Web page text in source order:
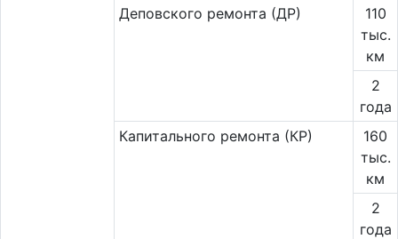
Деповского ремонта (ДР)
110
тыс.
км
2
года
Капитального ремонта (КР)
160
тыс.
км
2
года